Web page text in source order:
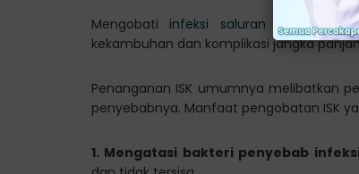
Mengobati infeksi saluran kemih
kekambuhan dan komplikasi jangka
Penanganan ISK umumnya melibatkan
penyebabnya. Manfaat pengobatan ISK
1. Mengatasi bakteri penyebab